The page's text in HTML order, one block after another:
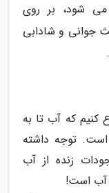
می شود، بر روی
جوانی و شادابی
کنیم که آب تا به
است. توجه داشته
زنده از آب
آب است!